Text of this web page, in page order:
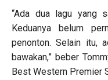
“Ada dua lagu yang
Keduanya belum
penonton. Selain itu,
bawakan,” beber
Best Western Premier